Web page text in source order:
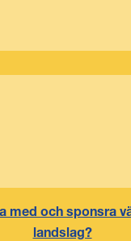
med och sponsra
landslag?